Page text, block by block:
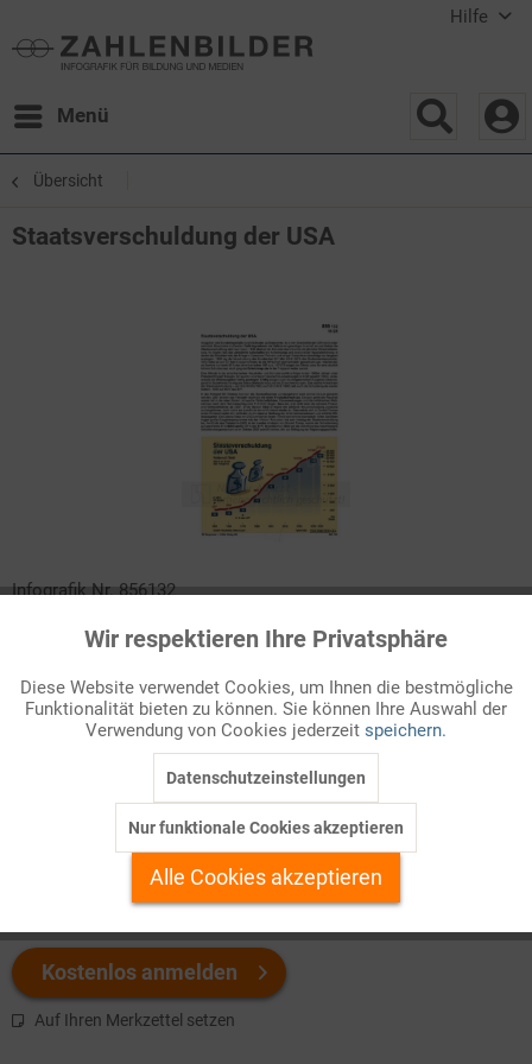
Hilfe
Menü
Übersicht
Staatsverschuldung der USA
Infografik Nr. 856132
Die Entwicklung der Staatsverschuldung in den USA seit 1950 in
Gründen für den Anstieg der Schulden nach. Ideal für den Politik-
oder Geschichtsunterricht!
Welchen Download brauchen Sie?
s/w-Version
Kostenlos anmelden
Auf Ihren Merkzettel setzen
Funktionale Aktiv
Marketing Inaktiv
Personalisierung Inaktiv
Service
Wir respektieren Ihre Privatsphäre
Diese Website verwendet Cookies, um Ihnen die bestmögliche
Funktionalität bieten zu können. Sie können Ihre Auswahl der
Verwendung von Cookies jederzeit speichern.
Datenschutzeinstellungen
Nur funktionale Cookies akzeptieren
Alle Cookies akzeptieren